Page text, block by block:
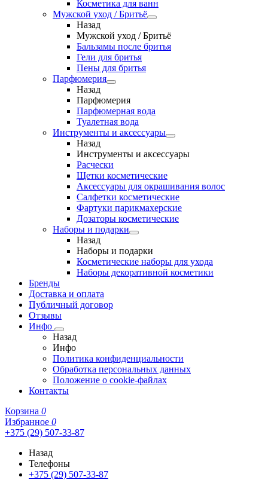
Косметика для ванн
Мужской уход / Бритьё
Назад
Мужской уход / Бритьё
Бальзамы после бритья
Гели для бритья
Пены для бритья
Парфюмерия
Назад
Парфюмерия
Парфюмерная вода
Туалетная вода
Инструменты и аксессуары
Назад
Инструменты и аксессуары
Расчески
Щетки косметические
Аксессуары для окрашивания волос
Салфетки косметические
Фартуки парикмахерские
Дозаторы косметические
Наборы и подарки
Назад
Наборы и подарки
Косметические наборы для ухода
Наборы декоративной косметики
Бренды
Доставка и оплата
Публичный договор
Отзывы
Инфо
Назад
Инфо
Политика конфиденциальности
Обработка персональных данных
Положение о cookie-файлах
Контакты
Корзина 0
Избранное 0
+375 (29) 507-33-87
Назад
Телефоны
+375 (29) 507-33-87